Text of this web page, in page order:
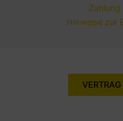
Zahlung
Hinweise zur